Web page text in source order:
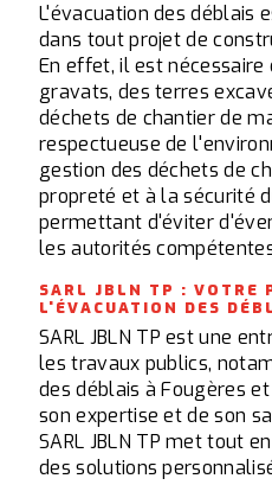
L'évacuation des déblais
dans tout projet de
En effet, il est nécessaire
gravats, des terres
déchets de chantier de
respectueuse de
gestion des déchets de
propreté et à la sécurité
permettant d'éviter
les autorités
SARL JBLN TP : VOTRE
L'ÉVACUATION DES
SARL JBLN TP est une
les travaux publics,
des déblais à Fougères
son expertise et de son
SARL JBLN TP met tout
des solutions